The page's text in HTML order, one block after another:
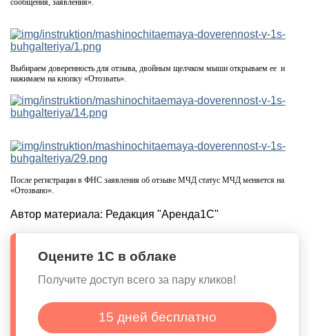
сообщения, заявления».
Выбираем доверенность для отзыва, двойным щелчком мыши открываем ее и
нажимаем на кнопку «Отозвать».
После регистрации в ФНС заявления об отзыве МЧД статус МЧД меняется на
«Отозвано».
Автор материала: Редакция "Аренда1С"
Оцените 1С в облаке
Получите доступ всего за пару кликов!
15 дней бесплатно